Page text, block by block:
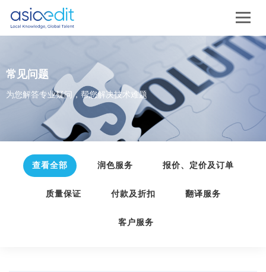
常见问题
为您解答专业疑问，帮您解决技术难题
查看全部 润色服务 报价、定价及订单
质量保证 付款及折扣 翻译服务
客户服务